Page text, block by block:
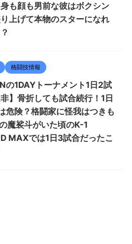
も顔も男前な彼はボクシン
上げて本物のスターになれ
格闘技情報
の1DAYトーナメント1日2試
】骨折しても試合続行！1日
危険？格闘家に怪我はつきも
魔裟斗がいた頃のK-1
MAXでは1日3試合だったこ